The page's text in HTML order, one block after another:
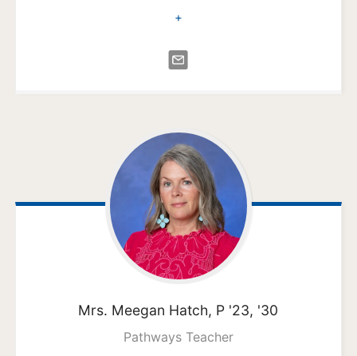
+
Mrs. Meegan Hatch, P '23, '30
Pathways Teacher